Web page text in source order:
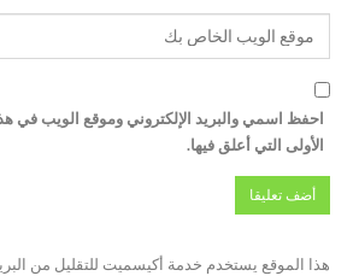
احفظ اسمي والبريد الإلكتروني وموقع الويب في
الأولى التي أعلق فيها.
هذا الموقع يستخدم خدمة أكيسميت للتقليل من